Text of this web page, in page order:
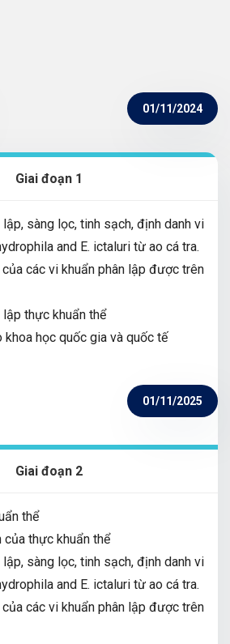
01/11/2024
Giai đoạn 1
lập, sàng lọc, tinh sạch, định danh vi
and E. ictaluri từ ao cá tra.
các vi khuẩn phân lập được trên
lập thực khuẩn thể
khoa học quốc gia và quốc tế
01/11/2025
Giai đoạn 2
thể
thực khuẩn thể
lập, sàng lọc, tinh sạch, định danh vi
and E. ictaluri từ ao cá tra.
các vi khuẩn phân lập được trên